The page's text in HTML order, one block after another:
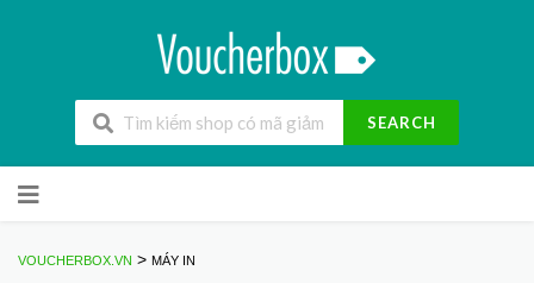
SEARCH
to
VOUCHERBOX.VN > MÁY IN